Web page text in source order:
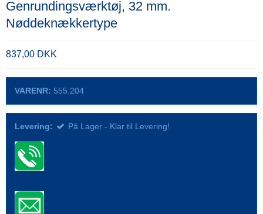
Genrundingsværktøj, 32 mm.
Nøddeknækkertype
837,00 DKK
VARENR: 555.204
Levering: På Lager - Klar til Levering!